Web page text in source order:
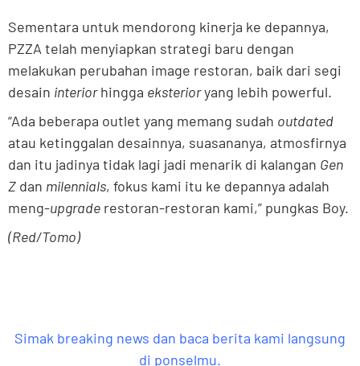
Sementara untuk mendorong kinerja ke depannya,
PZZA telah menyiapkan strategi baru dengan
melakukan perubahan image restoran, baik dari segi
desain interiorhingga eksterioryang lebih powerful.
“Ada beberapa outlet yang memang sudah outdated
atau ketinggalan desainnya, suasananya, atmosfirnya
dan itu jadinya tidak lagi jadi menarik di kalangan Gen
Z dan milennials, fokus kami itu ke depannya adalah
meng-upgrade restoran-restoran kami,” pungkas Boy.
(Red/Tomo)
Simak breaking news dan baca berita kami langsung
di ponselmu.